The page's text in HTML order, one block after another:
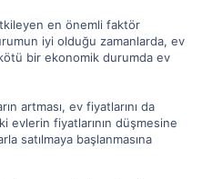
en önemli faktör
iyi olduğu zamanlarda, ev
bir ekonomik durumda ev
artması, ev fiyatlarını da
evlerin fiyatlarının düşmesine
satılmaya başlanmasına